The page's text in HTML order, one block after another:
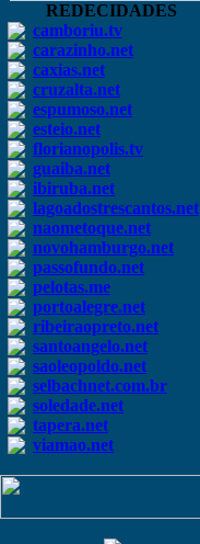
REDECIDADES
camboriu.tv
carazinho.net
caxias.net
cruzalta.net
espumoso.net
esteio.net
florianopolis.tv
guaiba.net
ibiruba.net
lagoadostrescantos.net
naometoque.net
novohamburgo.net
passofundo.net
pelotas.me
portoalegre.net
ribeiraopreto.net
santoangelo.net
saoleopoldo.net
selbachnet.com.br
soledade.net
tapera.net
viamao.net